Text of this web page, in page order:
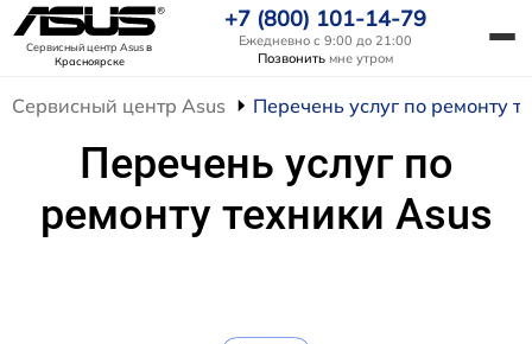
Сервисный центр Asusв
Красноярске
+7 (800) 101-14-79
Ежедневно с 9:00 до 21:00
Позвонить мне утром
Сервисный центр Asus Перечень услуг по ремонту
Перечень услуг по
ремонту техники Asus